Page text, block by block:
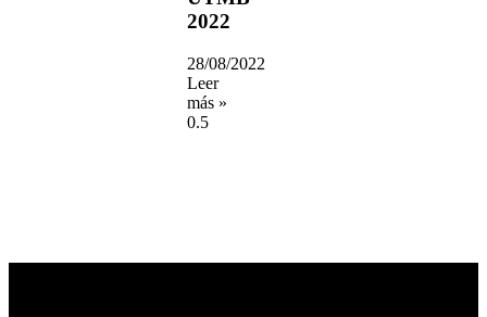
2022
28/08/2022
Leer
más »